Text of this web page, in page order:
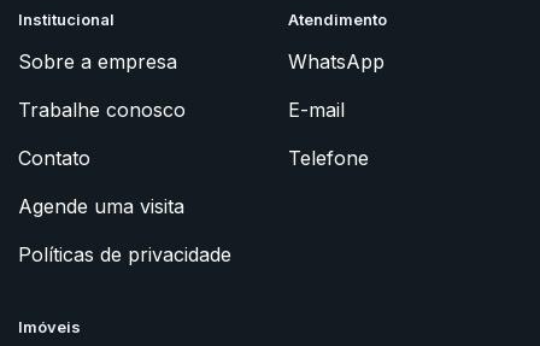
Institucional
Sobre a empresa
Trabalhe conosco
Contato
Agende uma visita
Políticas de privacidade
Atendimento
WhatsApp
E-mail
Telefone
Imóveis